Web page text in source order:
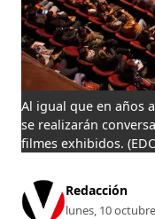
Al igual que en años
se realizarán
filmes exhibidos.
Redacción
lunes, 10